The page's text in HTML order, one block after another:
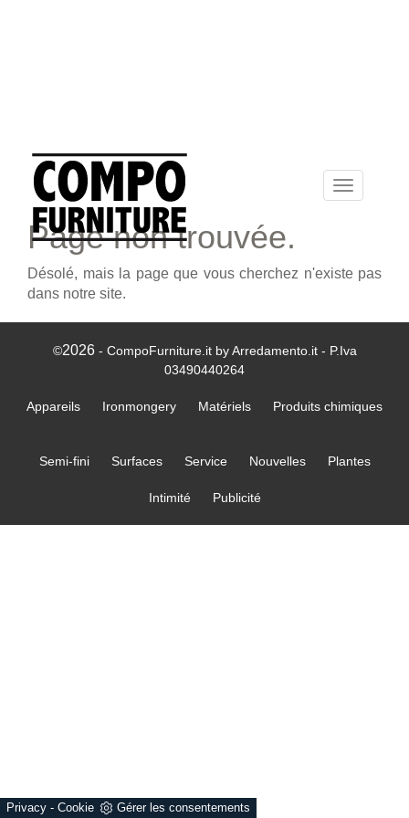
Privacy - Cookie Gérer les consentements
Toggle
navigation
Page non trouvée.
Désolé, mais la page que vous cherchez n'existe pas
dans notre site.
©2026- CompoFurniture.it by Arredamento.it - P.Iva
03490440264
Appareils Ironmongery Matériels Produits chimiques
Semi-fini Surfaces Service Nouvelles Plantes
Intimité Publicité